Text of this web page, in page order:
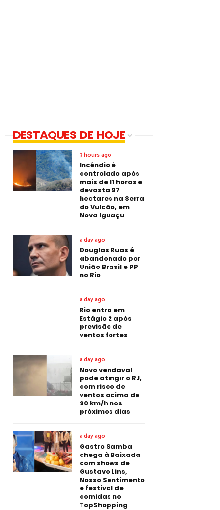
DESTAQUES DE HOJE
3 hours ago
Incêndio é
controlado após
mais de 11 horas e
devasta 97
hectares na Serra
do Vulcão, em
Nova Iguaçu
a day ago
Douglas Ruas é
abandonado por
União Brasil e PP
no Rio
a day ago
Rio entra em
Estágio 2 após
previsão de
ventos fortes
a day ago
Novo vendaval
pode atingir o RJ,
com risco de
ventos acima de
90 km/h nos
próximos dias
a day ago
Gastro Samba
chega à Baixada
com shows de
Gustavo Lins,
Nosso Sentimento
e festival de
comidas no
TopShopping